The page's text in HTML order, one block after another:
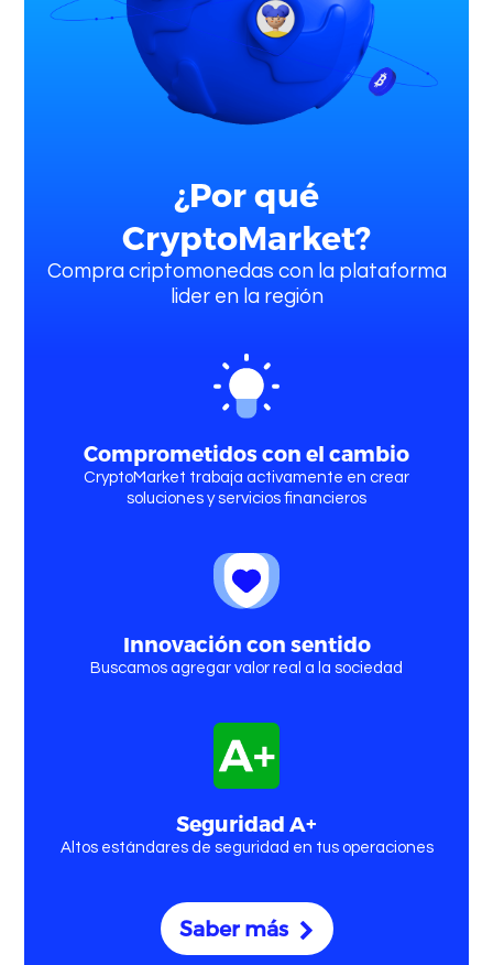
¿Por qué
CryptoMarket?
Compra criptomonedas con la plataforma
lider en la región
Comprometidos con el cambio
CryptoMarket trabaja activamente en crear
soluciones y servicios financieros
Innovación con sentido
Buscamos agregar valor real a la sociedad
Seguridad A+
Altos estándares de seguridad en tus operaciones
Saber más